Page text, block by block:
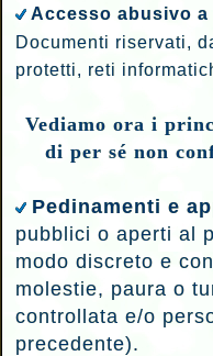
Accesso abusivo
Documenti riservati,
protetti, reti
Vediamo ora i
di per sé non
Pedinamenti e
pubblici o aperti al
modo discreto e
molestie, paura o
controllata e/o
precedente).